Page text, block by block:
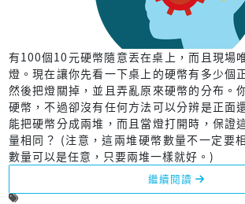
有100個10元硬幣隨意丟在桌上，而且現場
燈。現在讓你先看一下桌上的硬幣有多少個
然後把燈關掉，並且弄亂原來硬幣的分布。
硬幣，不過卻沒有任何方法可以分辨是正面
能把硬幣分成兩堆，而且當燈打開時，保證
量相同？ (注意，這兩堆硬幣數量不一定要
數量可以是任意，只要兩堆一樣就好。)
繼續閱讀